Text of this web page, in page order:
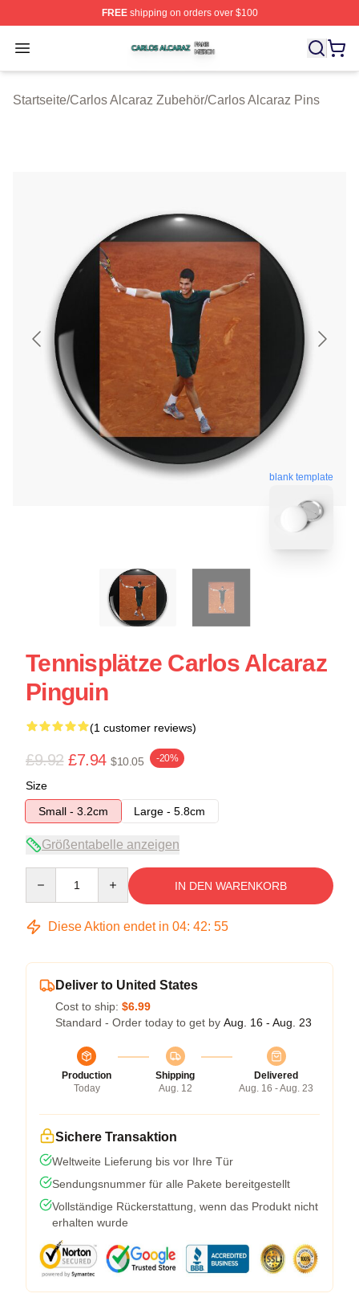
FREEshipping on orders over $100
Open menu
Carlos Alcaraz Shop ⚡️ Officially Licensed Carlos
Startseite/Carlos Alcaraz Zubehör/Carlos Alcaraz Pins
blank template
Tennisplätze Carlos Alcaraz
Pinguin
(1 customer reviews)
£9.92 £7.94 $10.05 -20%
Size
Small - 3.2cm
Large - 5.8cm
Größentabelle anzeigen
IN DEN WARENKORB
Diese Aktion endet in 04: 42: 54
Deliver to United States
Cost to ship: $6.99
Standard - Order today to get by Aug. 16 - Aug. 23
Production
Today
Shipping
Aug. 12
Delivered
Aug. 16 - Aug. 23
Sichere Transaktion
Weltweite Lieferung bis vor Ihre Tür
Sendungsnummer für alle Pakete bereitgestellt
Vollständige Rückerstattung, wenn das Produkt nicht
erhalten wurde